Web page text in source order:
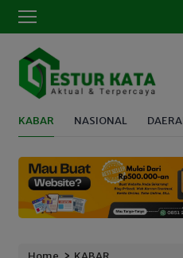
KABAR NASIONAL